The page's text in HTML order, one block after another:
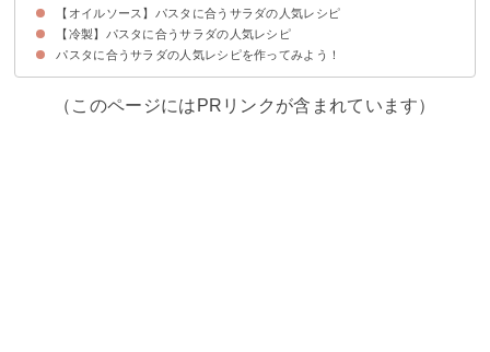
①キャロットラペ
②生ハムとイチゴのリーフサラダ
③簡単グリーンサラダ
④シーフードのサラダ
【オイルソース】パスタに合うサラダの人気レシピ
①シーザーサラダ
②ブロッコリーとトマトのサラダ
③スイカとチーズのサラダ
【冷製】パスタに合うサラダの人気レシピ
①生ハムを使ったイタリアンサラダ
②キャベツときゅうりのサラダ
③おかひじきと夏野菜のサラダ
④トマトとタコのマリネサラダ
パスタに合うサラダの人気レシピを作ってみよう！
（このページにはPRリンクが含まれています）